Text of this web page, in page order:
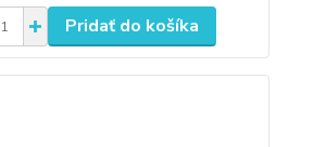
Pridať do košíka